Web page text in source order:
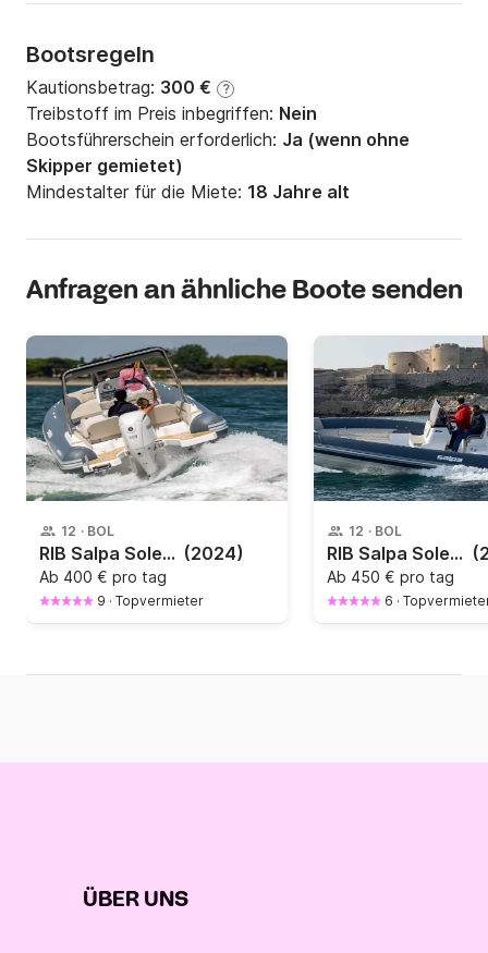
Bootsregeln
Kautionsbetrag: 300 € ?
Treibstoff im Preis inbegriffen: Nein
Bootsführerschein erforderlich: Ja (wenn ohne
Skipper gemietet)
Mindestalter für die Miete: 18 Jahre alt
Anfragen an ähnliche Boote senden
12 · BOL
RIB Salpa Soleil 24.5 250PS (2024)
Ab 400 € pro tag
9 · Topvermieter
12 · BOL
RIB Salpa Soleil 26 250PS
Ab 450 € pro tag
6 ·
ÜBER UNS